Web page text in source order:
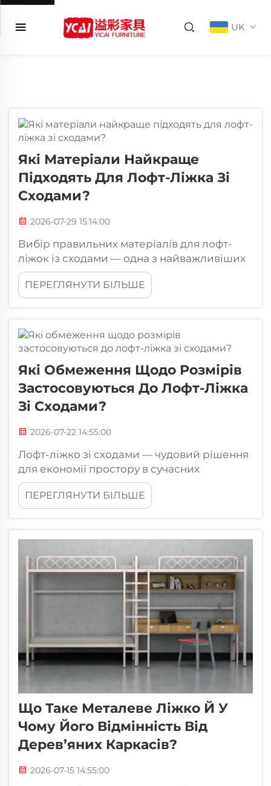
UK
Які Матеріали Найкраще
Підходять Для Лофт-Ліжка Зі
Сходами?
2026-07-29 15:14:00
Вибір правильних матеріалів для лофт-
ліжок із сходами — одна з найважливіших
рішень, які ви приймаєте під час
виготовлення або придбання каркаса
лофт-ліжка. Обрані вами матеріали
безпеку, естетичну привабливість та
довготривальну вартість...
ПЕРЕГЛЯНУТИ БІЛЬШЕ
Які Обмеження Щодо Розмірів
Застосовуються До Лофт-Ліжка
Зі Сходами?
2026-07-22 14:55:00
Лофт-ліжко зі сходами — чудовий рішення
для економії простору в сучасних
спальнях, але перед прийняттям рішення
про покупку необхідно зрозуміти конкретні
обмеження щодо розмірів, які стосуються
ліжка...
ПЕРЕГЛЯНУТИ БІЛЬШЕ
Що Таке Металеве Ліжко Й У
Чому Його Відмінність Від
Дерев’яних Каркасів?
2026-07-15 14:55:00